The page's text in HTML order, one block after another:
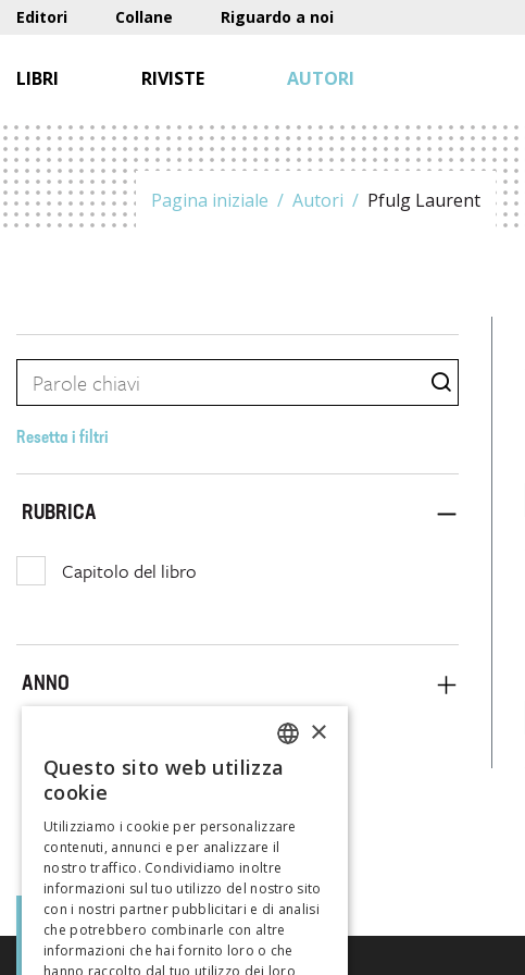
Editori Collane Riguardo a noi
LIBRI RIVISTE AUTORI
Pagina iniziale Autori Pfulg Laurent
Resetta i filtri
RUBRICA
Capitolo del libro
ANNO
FRENCH
×
Questo sito web utilizza
cookie
Utilizziamo i cookie per personalizzare
contenuti, annunci e per analizzare il
nostro traffico. Condividiamo inoltre
informazioni sul tuo utilizzo del nostro sito
con i nostri partner pubblicitari e di analisi
che potrebbero combinarle con altre
informazioni che hai fornito loro o che
hanno raccolto dal tuo utilizzo dei loro